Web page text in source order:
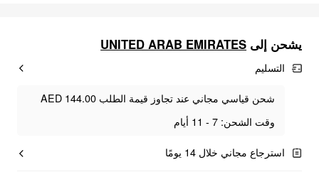
يشحن إلى UNITED ARAB EMIRATES
التسليم
شحن قياسي مجاني عند تجاوز قيمة الطلب AED 144.00
وقت الشحن: 7 - 11 أيام
استرجاع مجاني خلال 14 يومًا